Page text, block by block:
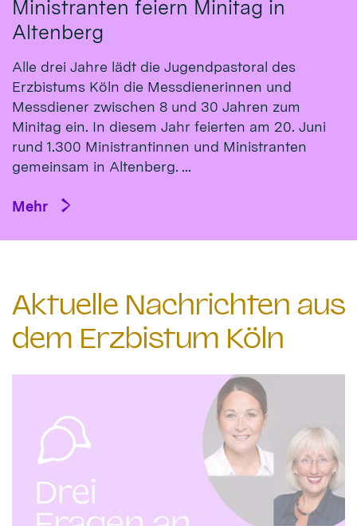
Ministranten feiern Minitag in
Altenberg
Alle drei Jahre lädt die Jugendpastoral des
Erzbistums Köln die Messdienerinnen und
Messdiener zwischen 8 und 30 Jahren zum
Minitag ein. In diesem Jahr feierten am 20. Juni
rund 1.300 Ministrantinnen und Ministranten
gemeinsam in Altenberg. ...
Mehr
Aktuelle Nachrichten aus
dem Erzbistum Köln